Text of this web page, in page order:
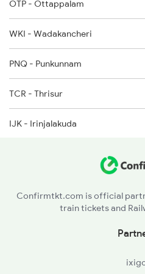
2076 Jan Shatabdi
2283 Ers Nzm Duronto
2284 Ers Duronto Spl
22639 Seat Availability
12511 Seat Availability
13351 Seat Availability
20629 Seat Availability
26651 Seat Availability
OTP - Ottappalam
WKI - Wadakancheri
PNQ - Punkunnam
TCR - Thrisur
IJK - Irinjalakuda
AWY - Aluvaalwaye
Confirmtkt.com is official
train tickets and